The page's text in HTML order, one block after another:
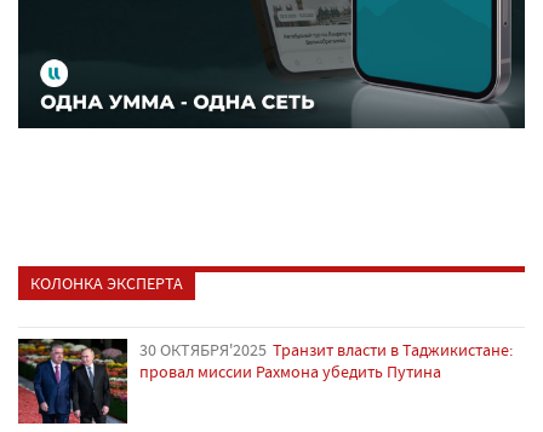
КОЛОНКА ЭКСПЕРТА
30 ОКТЯБРЯ'2025 Транзит власти в Таджикистане:
провал миссии Рахмона убедить Путина